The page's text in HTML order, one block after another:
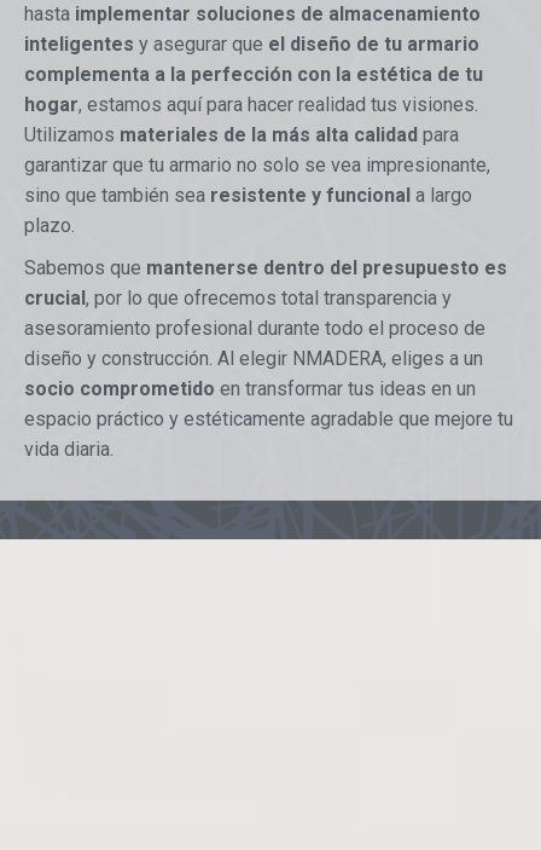
hasta implementar soluciones de almacenamiento
inteligentes y asegurar que el diseño de tu armario
complementa a la perfección con la estética de tu
hogar, estamos aquí para hacer realidad tus visiones.
Utilizamos materiales de la más alta calidad para
garantizar que tu armario no solo se vea impresionante,
sino que también sea resistente y funcional a largo
plazo.
Sabemos que mantenerse dentro del presupuesto es
crucial, por lo que ofrecemos total transparencia y
asesoramiento profesional durante todo el proceso de
diseño y construcción. Al elegir NMADERA, eliges a un
socio comprometido en transformar tus ideas en un
espacio práctico y estéticamente agradable que mejore tu
vida diaria.